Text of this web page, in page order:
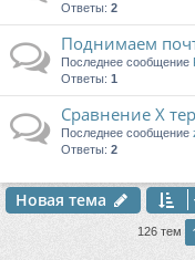
Ответы: 2
Поднимаем
Последнее сообщение
Ответы: 1
Сравнение Х
Последнее сообщение
Ответы: 2
Новая тема
126 тем